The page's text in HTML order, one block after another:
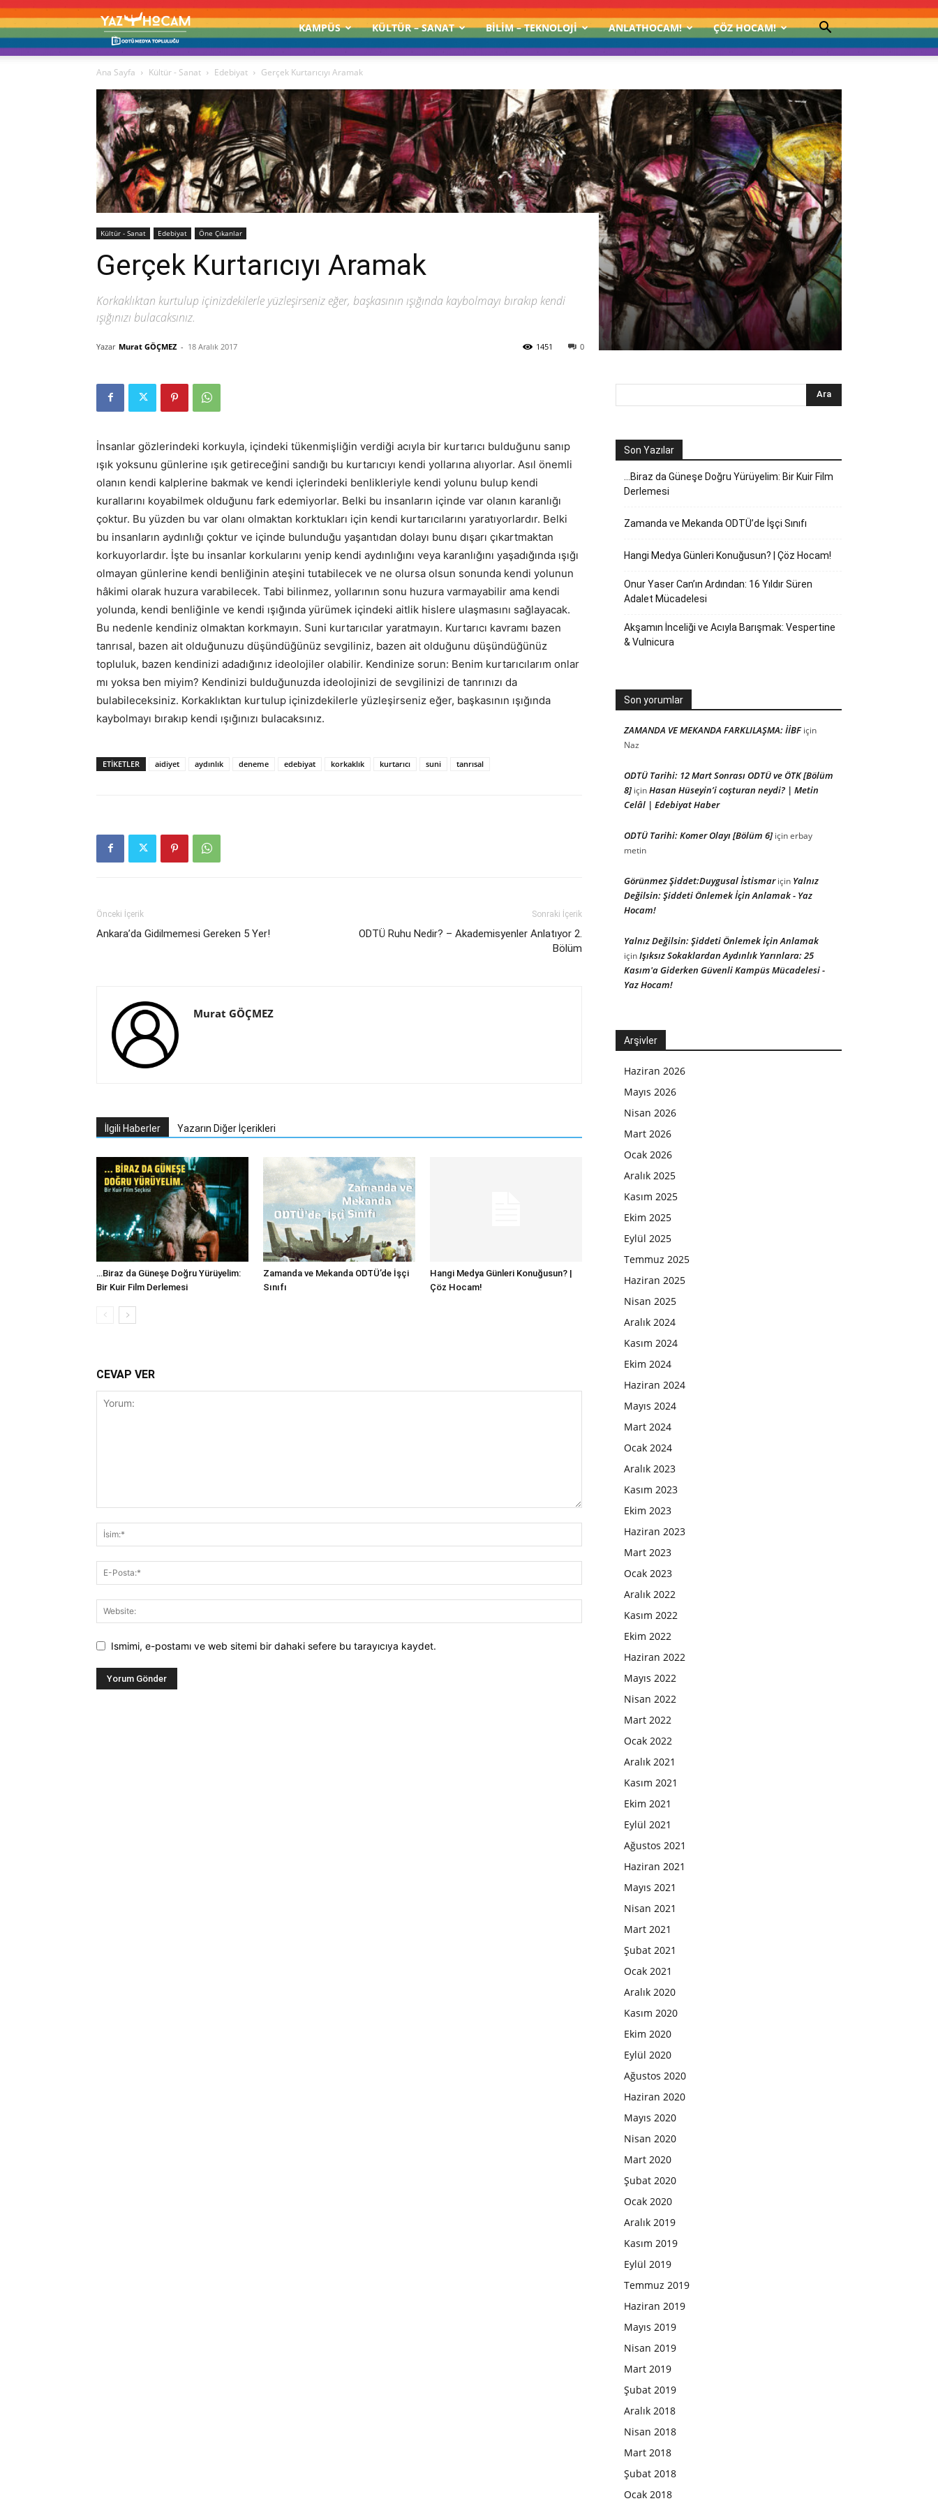
Yaz KAMPÜS KÜLTÜR – SANAT BILIM – TEKNOLOJI ANLATHOCAM! ÇÖZ HOCAM!
Ana Sayfa Kültür - Sanat Edebiyat Gerçek Kurtarıcıyı Aramak
Kültür - Sanat Edebiyat Öne Çıkanlar
Gerçek Kurtarıcıyı Aramak
Korkaklıktan kurtulup içinizdekilerle yüzleşirseniz eğer, başkasının ışığında kaybolmayı bırakıp kendi
ışığınızı bulacaksınız.
Yazar Murat GÖÇMEZ - 18 Aralık 2017 0
1451
İnsanlar gözlerindeki korkuyla, içindeki tükenmişliğin verdiği acıyla bir kurtarıcı bulduğunu sanıp
ışık yoksunu günlerine ışık getireceğini sandığı bu kurtarıcıyı kendi yollarına alıyorlar. Asıl önemli
olanın kendi kalplerine bakmak ve kendi içlerindeki benlikleriyle kendi yolunu bulup kendi
kurallarını koyabilmek olduğunu fark edemiyorlar. Belki bu insanların içinde var olanın karanlığı
çoktur. Bu yüzden bu var olanı olmaktan korktukları için kendi kurtarıcılarını yaratıyorlardır. Belki
bu insanların aydınlığı çoktur ve içinde bulunduğu yaşantıdan dolayı bunu dışarı çıkartmaktan
korkuyorlardır. İşte bu insanlar korkularını yenip kendi aydınlığını veya karanlığını yaşadığında ışığı
olmayan günlerine kendi benliğinin ateşini tutabilecek ve ne olursa olsun sonunda kendi yolunun
hâkimi olarak huzura varabilecek. Tabi bilinmez, yollarının sonu huzura varmayabilir ama kendi
yolunda, kendi benliğinle ve kendi ışığında yürümek içindeki aitlik hislere ulaşmasını sağlayacak.
Bu nedenle kendiniz olmaktan korkmayın. Suni kurtarıcılar yaratmayın. Kurtarıcı kavramı bazen
tanrısal, bazen ait olduğunuzu düşündüğünüz sevgiliniz, bazen ait olduğunu düşündüğünüz
topluluk, bazen kendinizi adadığınız ideolojiler olabilir. Kendinize sorun: Benim kurtarıcılarım onlar
mı yoksa ben miyim? Kendinizi bulduğunuzda ideolojinizi de sevgilinizi de tanrınızı da
bulabileceksiniz. Korkaklıktan kurtulup içinizdekilerle yüzleşirseniz eğer, başkasının ışığında
kaybolmayı bırakıp kendi ışığınızı bulacaksınız.
ETIKETLER aidiyet aydınlık deneme edebiyat korkaklık kurtarıcı suni tanrısal
Önceki İçerik
Ankara’da Gidilmemesi Gereken 5 Yer!
Sonraki İçerik
ODTÜ Ruhu Nedir? – Akademisyenler Anlatıyor 2.
Bölüm
Murat GÖÇMEZ
İlgili Haberler Yazarın Diğer İçerikleri
…Biraz da Güneşe Doğru Yürüyelim:
Bir Kuir Film Derlemesi
Zamanda ve Mekanda ODTÜ’de İşçi
Sınıfı
Hangi Medya Günleri Konuğusun? |
Çöz Hocam!
CEVAP VER
Ismimi, e-postamı ve web sitemi bir dahaki sefere bu tarayıcıya kaydet.
Son Yazılar
…Biraz da Güneşe Doğru Yürüyelim: Bir Kuir Film
Derlemesi
Zamanda ve Mekanda ODTÜ’de İşçi Sınıfı
Hangi Medya Günleri Konuğusun? | Çöz Hocam!
Onur Yaser Can’ın Ardından: 16 Yıldır Süren
Adalet Mücadelesi
Akşamın İnceliği ve Acıyla Barışmak: Vespertine
& Vulnicura
Son yorumlar
ZAMANDA VE MEKANDA FARKLILAŞMA: İİBFiçin
Naz
ODTÜ Tarihi: 12 Mart Sonrası ODTÜ ve ÖTK [Bölüm
8]içinHasan Hüseyin’i coşturan neydi? | Metin
Celâl | Edebiyat Haber
ODTÜ Tarihi: Komer Olayı [Bölüm 6]içinerbay
metin
Görünmez Şiddet:Duygusal İstismariçin Yalnız
Değilsin: Şiddeti Önlemek İçin Anlamak - Yaz
Hocam!
Yalnız Değilsin: Şiddeti Önlemek İçin Anlamak
içinIşıksız Sokaklardan Aydınlık Yarınlara: 25
Kasım'a Giderken Güvenli Kampüs Mücadelesi -
Yaz Hocam!
Arşivler
Haziran 2026
Mayıs 2026
Nisan 2026
Mart 2026
Ocak 2026
Aralık 2025
Kasım 2025
Ekim 2025
Eylül 2025
Temmuz 2025
Haziran 2025
Nisan 2025
Aralık 2024
Kasım 2024
Ekim 2024
Haziran 2024
Mayıs 2024
Mart 2024
Ocak 2024
Aralık 2023
Kasım 2023
Ekim 2023
Haziran 2023
Mart 2023
Ocak 2023
Aralık 2022
Kasım 2022
Ekim 2022
Haziran 2022
Mayıs 2022
Nisan 2022
Mart 2022
Ocak 2022
Aralık 2021
Kasım 2021
Ekim 2021
Eylül 2021
Ağustos 2021
Haziran 2021
Mayıs 2021
Nisan 2021
Mart 2021
Şubat 2021
Ocak 2021
Aralık 2020
Kasım 2020
Ekim 2020
Eylül 2020
Ağustos 2020
Haziran 2020
Mayıs 2020
Nisan 2020
Mart 2020
Şubat 2020
Ocak 2020
Aralık 2019
Kasım 2019
Eylül 2019
Temmuz 2019
Haziran 2019
Mayıs 2019
Nisan 2019
Mart 2019
Şubat 2019
Aralık 2018
Nisan 2018
Mart 2018
Şubat 2018
Ocak 2018